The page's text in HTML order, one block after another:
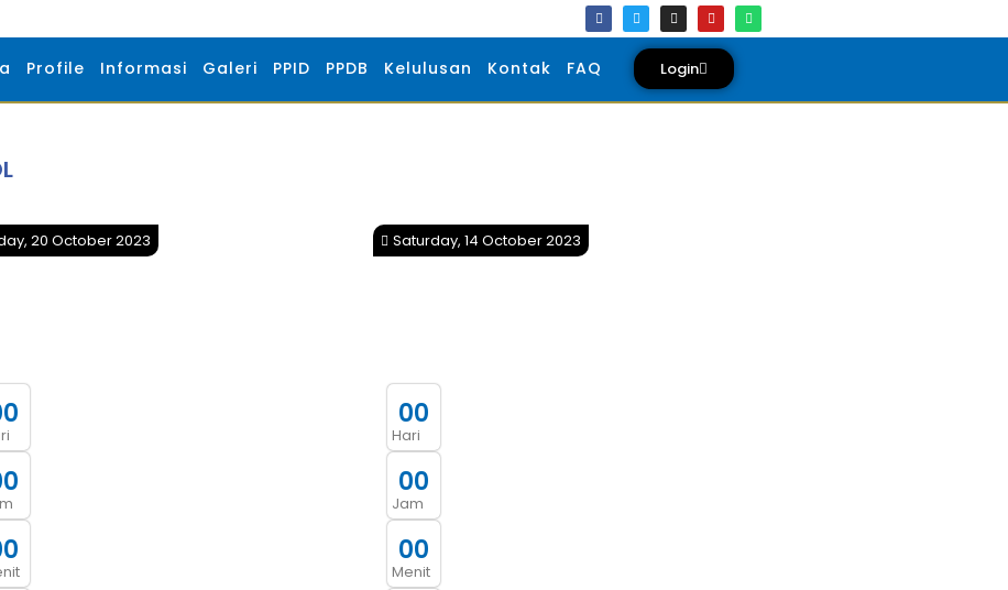
Profile Informasi Galeri PPID PPDB Kelulusan Kontak FAQ Login
20 October 2023
0
0
0
Saturday, 14 October 2023
00
Hari
00
Jam
00
Menit